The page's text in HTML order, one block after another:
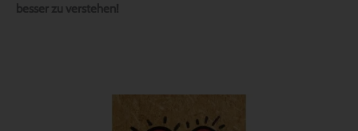
besser zu verstehen!